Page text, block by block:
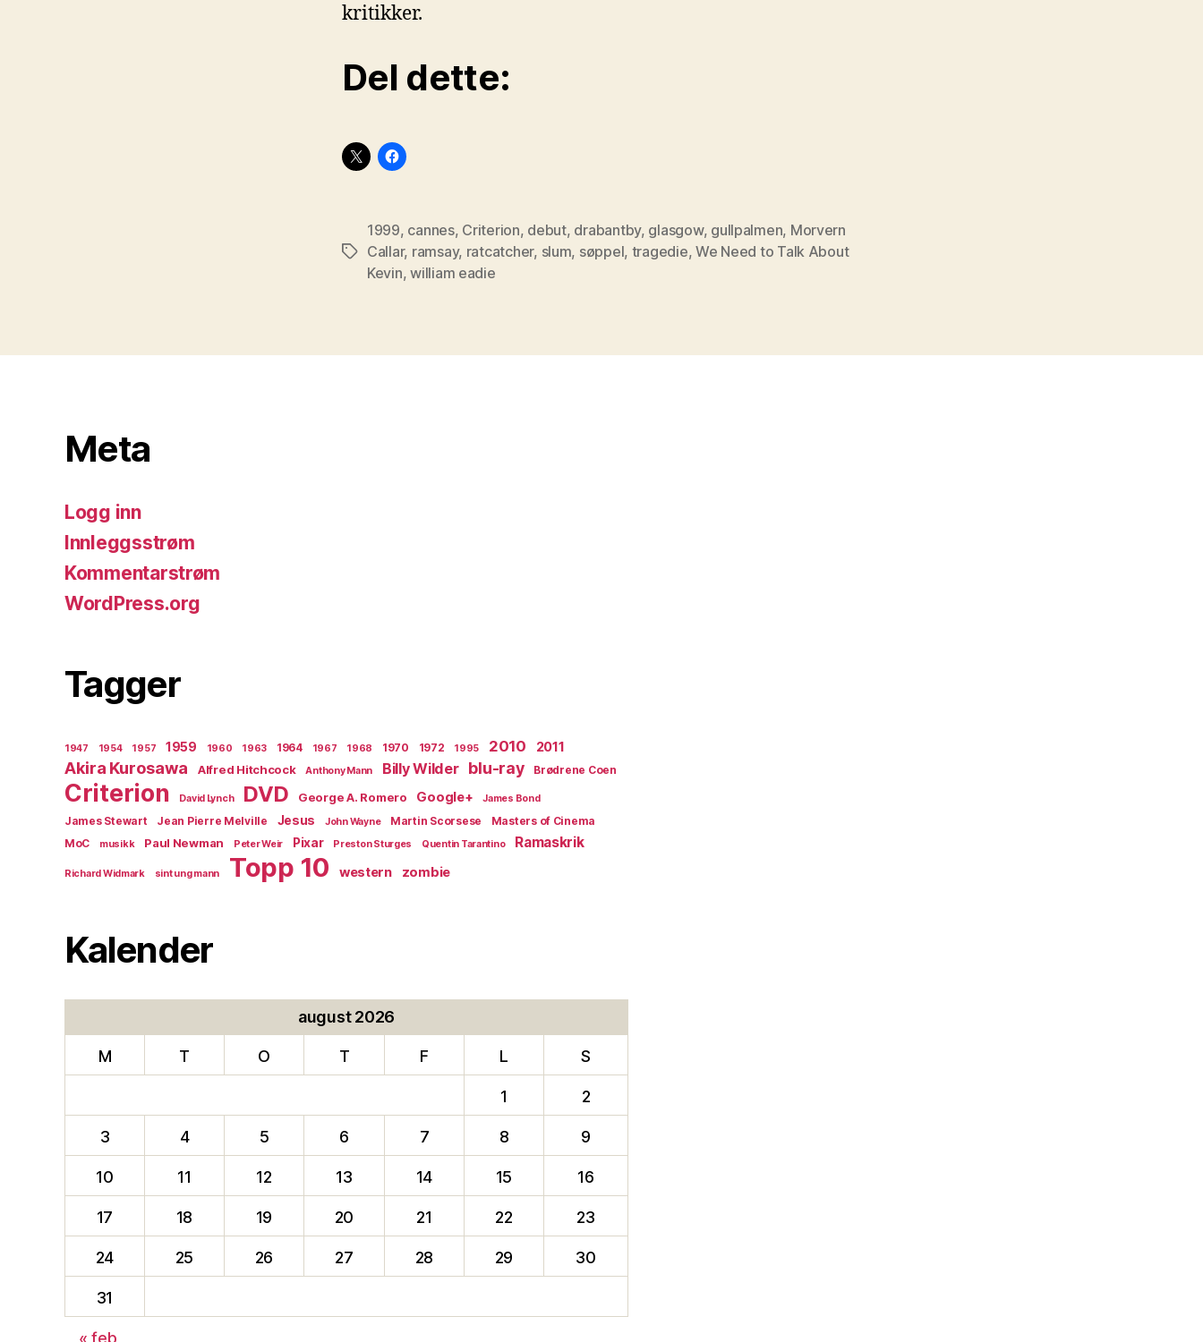
kritikker.
Del dette:
Stikkord
1999, cannes, Criterion, debut, drabantby, glasgow, gullpalmen, Morvern
Callar, ramsay, ratcatcher, slum, søppel, tragedie,We Need to Talk About
Kevin,william eadie
Meta
Logg inn
Innleggsstrøm
Kommentarstrøm
WordPress.org
Tagger
1947 1954 1957 1959 1960 1963 1964 1967 1968 1970 1972 1995 2010 2011
Akira Kurosawa Alfred Hitchcock Anthony Mann Billy Wilder blu-ray Brødrene Coen
Criterion David Lynch DVD George A. Romero Google+ James Bond
James Stewart Jean Pierre Melville Jesus John Wayne Martin Scorsese
Masters of Cinema
MoC
musikk Paul Newman Peter Weir Pixar Preston Sturges Quentin Tarantino Ramaskrik
Richard Widmark sint ung mann Topp 10 western zombie
Kalender
august 2026
M T O T F L S
1 2
3 4 5 6 7 8 9
10 11 12 13 14 15 16
17 18 19 20 21 22 23
24 25 26 27 28 29 30
31
« feb